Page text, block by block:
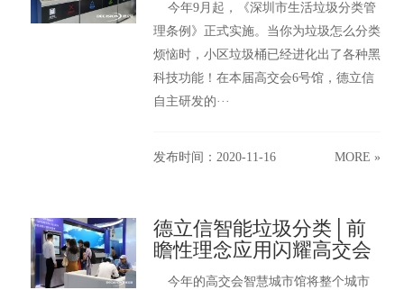
今年9月起，《深圳市生活垃圾分类管
理条例》正式实施。当你为垃圾怎么分类
烦恼时，小区垃圾桶已经进化出了各种黑
科技功能！在本届高交会6号馆，德立信
自主研发的···
发布时间：2020-11-16 MORE »
德立信智能垃圾分类│前
瞻性理念应用闪耀高交会
今年的高交会智慧城市馆将整个城市